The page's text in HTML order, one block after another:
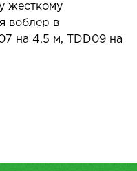
жесткому
воблер в
на 4.5 м, TDD09 на